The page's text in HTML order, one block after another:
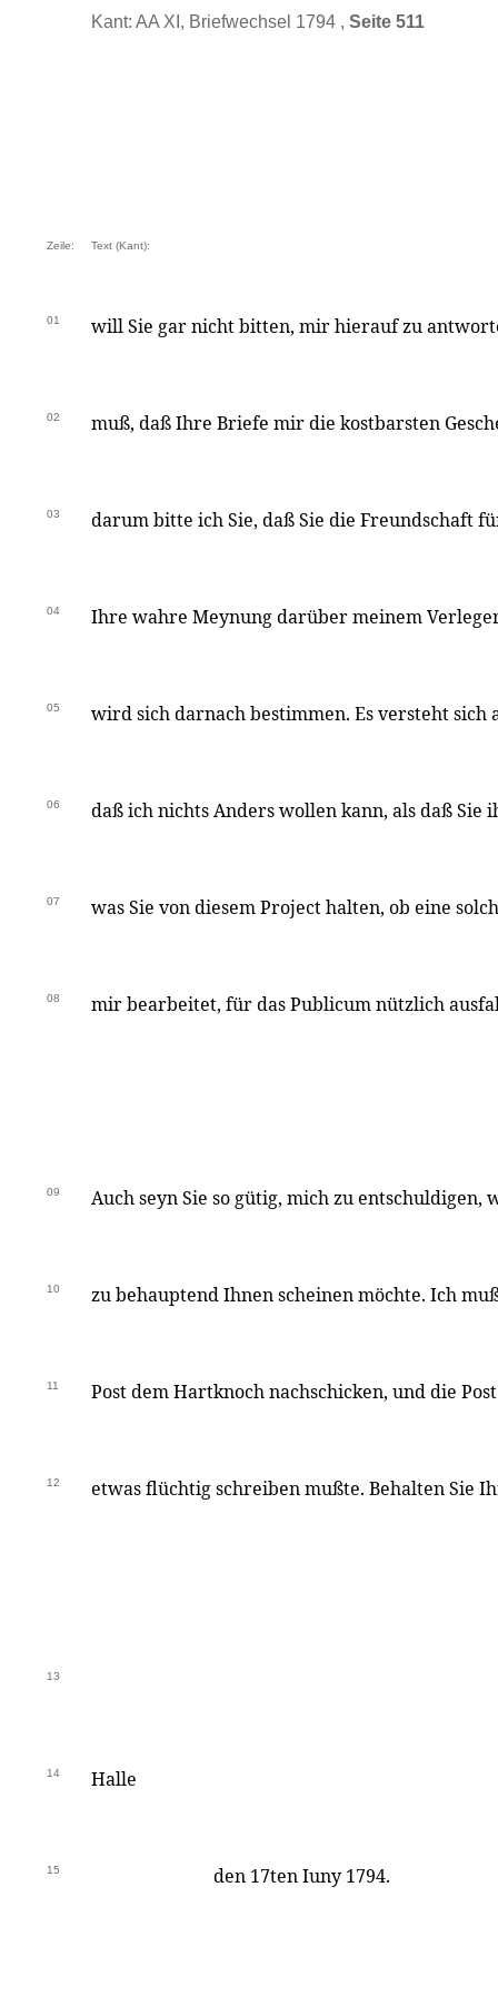
Kant: AA XI, Briefwechsel 1794 , Seite 511
Zeile: Text (Kant):
01 will Sie gar nicht bitten, mir hierauf zu
02 muß, daß Ihre Briefe mir die kostbarsten
03 darum bitte ich Sie, daß Sie die Freundschaft
04 Ihre wahre Meynung darüber meinem
05 wird sich darnach bestimmen. Es versteht sich
06 daß ich nichts Anders wollen kann, als daß Sie
07 was Sie von diesem Project halten, ob eine
08 mir bearbeitet, für das Publicum nützlich
09 Auch seyn Sie so gütig, mich zu entschuldigen,
10 zu behauptend Ihnen scheinen möchte. Ich
11 Post dem Hartknoch nachschicken, und die
12 etwas flüchtig schreiben mußte. Behalten Sie
13
14 Halle
15 den 17ten Iuny 1794.